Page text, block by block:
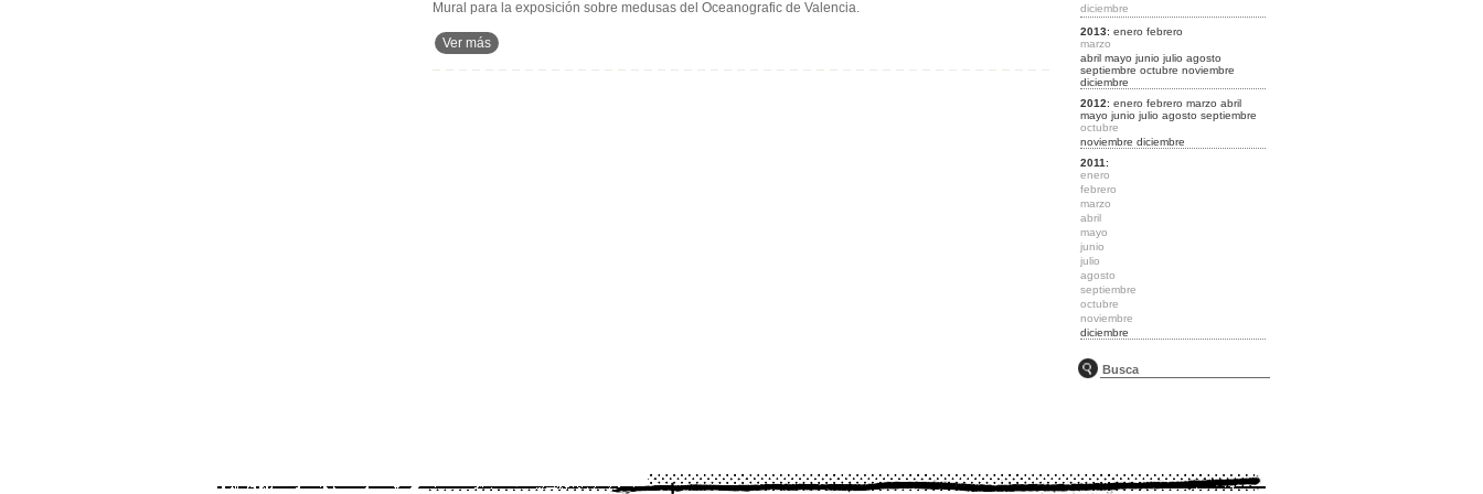
Mural para la exposición sobre medusas del Oceanografic de Valencia.
Ver más
diciembre
2013: enero febrero
marzo
abril mayo junio julio agosto
septiembre octubre noviembre
diciembre
2012: enero febrero marzo abril
mayo junio julio agosto septiembre
octubre
noviembre diciembre
2011:
enero
febrero
marzo
abril
mayo
junio
julio
agosto
septiembre
octubre
noviembre
diciembre